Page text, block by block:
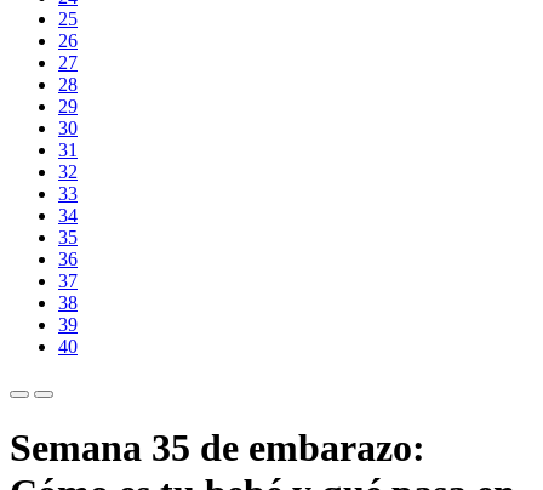
25
26
27
28
29
30
31
32
33
34
35
36
37
38
39
40
Semana 35 de embarazo: